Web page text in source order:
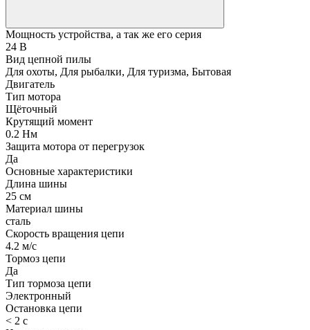
Мощность устройства, а так же его серия
24 В
Вид цепной пилы
Для охоты, Для рыбалки, Для туризма, Бытовая
Двигатель
Тип мотора
Щёточный
Крутящий момент
0.2 Нм
Защита мотора от перегрузок
Да
Основные характеристики
Длина шины
25 см
Материал шины
сталь
Скорость вращения цепи
4.2 м/c
Тормоз цепи
Да
Тип тормоза цепи
Электронный
Остановка цепи
< 2 с